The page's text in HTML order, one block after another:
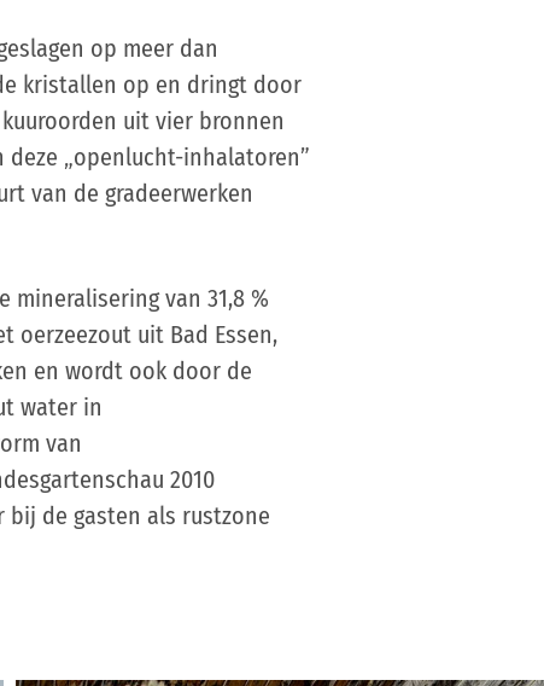
op meer dan
kristallen op en dringt door
uit vier bronnen
„openlucht-inhalatoren”
van de gradeerwerken
van 31,8 %
oerzeezout uit Bad Essen,
en wordt ook door de
water in
van
2010
de gasten als rustzone